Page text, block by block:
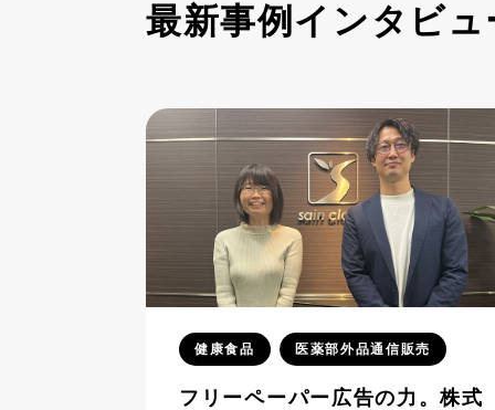
最新事例インタビュ
健康食品 医薬部外品通信販売
フリーペーパー広告の力。株式